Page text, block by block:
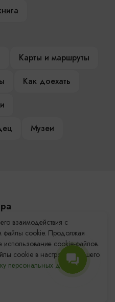
Карты и маршруты
Как доехать
Музеи
взаимодействия с
файлы cookie. Продолжая
использование cookie-файлов.
cookie в настройках Вашего
персональных данных.